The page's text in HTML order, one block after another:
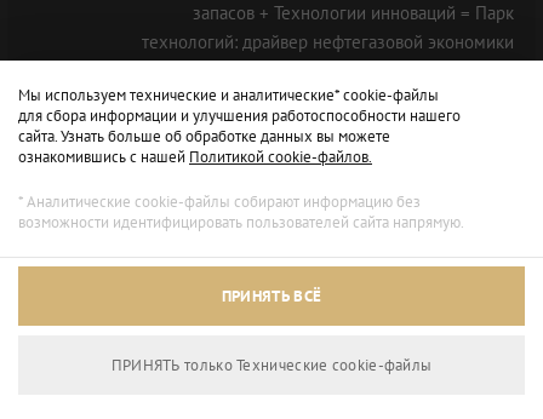
запасов + Технологии инноваций = Парк
технологий: драйвер нефтегазовой экономики
Мы используем технические и аналитические* cookie-файлы
для сбора информации и улучшения работоспособности нашего
сайта. Узнать больше об обработке данных вы можете
ознакомившись с нашей Политикой cookie-файлов.
* Аналитические cookie-файлы собирают информацию без
возможности идентифицировать пользователей сайта напрямую.
ПРИНЯТЬ ВСЁ
ПРИНЯТЬ только Технические сookie-файлы